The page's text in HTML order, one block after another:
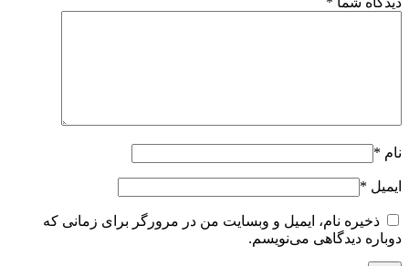
نام *
ایمیل *
ذخیره نام، ایمیل و وبسایت من در مرورگر برای زمانی که
دوباره دیدگاهی می‌نویسم.